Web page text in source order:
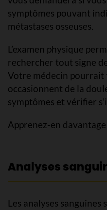
symptômes pouvant
métastases osseuses.
L’examen physique
rechercher tout signe
Votre médecin pourrait
occasionnent de la
symptômes et vérifier
Apprenez-en davantage
Analyses
Les analyses